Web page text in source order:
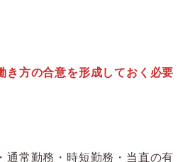
き方の合意を形成しておく必要
通常勤務・時短勤務・当直の有